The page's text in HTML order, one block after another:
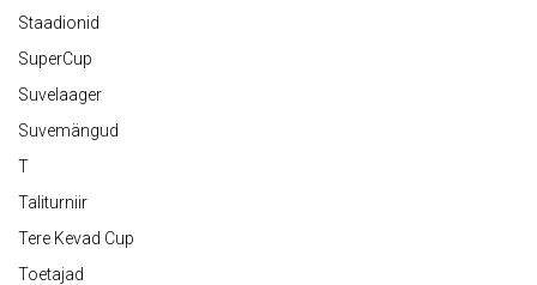
Staadionid
SuperCup
Suvelaager
Suvemängud
T
Taliturniir
Tere Kevad Cup
Toetajad